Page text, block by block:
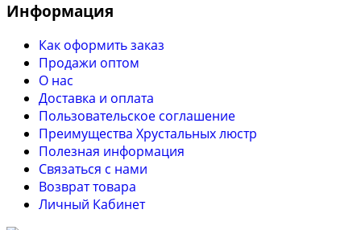
Информация
Как оформить заказ
Продажи оптом
О нас
Доставка и оплата
Пользовательское соглашение
Преимущества Хрустальных люстр
Полезная информация
Связаться с нами
Возврат товара
Личный Кабинет